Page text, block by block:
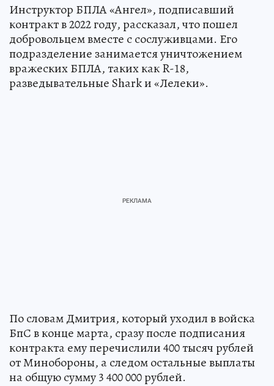
Инструктор БПЛА «Ангел», подписавший
контракт в 2022 году, рассказал, что пошел
добровольцем вместе с сослуживцами. Его
подразделение занимается уничтожением
вражеских БПЛА, таких как R-18,
разведывательные Shark и «Лелеки».
По словам Дмитрия, который уходил в войска
БпС в конце марта, сразу после подписания
контракта ему перечислили 400 тысяч рублей
от Минобороны, а следом остальные выплаты
на общую сумму 3 400 000 рублей.